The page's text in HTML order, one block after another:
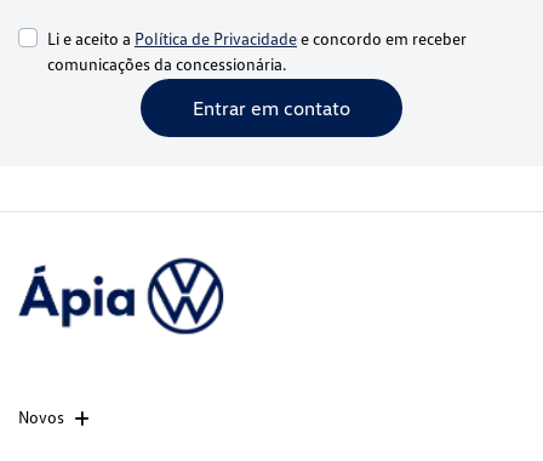
Li e aceito a Política de Privacidadee concordo em receber
comunicações da concessionária.
Entrar em contato
Novos